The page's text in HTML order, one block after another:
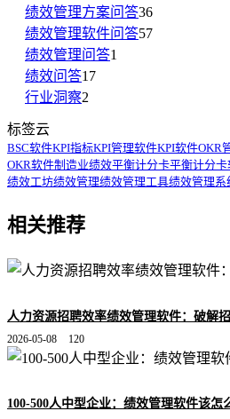
绩效管理方案问答36
绩效管理软件问答57
绩效管理问答1
绩效问答17
行业洞察2
标签云
BSC软件KPI指标KPI管理软件KPI软件OKR
OKR软件制造业绩效平衡计分卡平衡计分卡
绩效工坊绩效管理绩效管理工具绩效管理系
相关推荐
人力资源招聘效率绩效管理软件：破解
2026-05-08 120
100-500人中型企业：绩效管理软件该怎